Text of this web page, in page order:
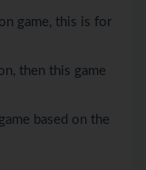
game, this is for
then this game
based on the